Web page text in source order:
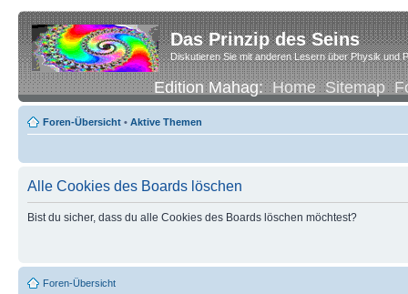
Das Prinzip des Seins
Diskutieren Sie mit anderen Lesern über Physik und
Edition Mahag:Home Sitemap
Foren-Übersicht • Aktive Themen
Alle Cookies des Boards löschen
Bist du sicher, dass du alle Cookies des Boards löschen möchtest?
Foren-Übersicht